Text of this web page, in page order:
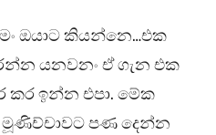
මං ඔයාට කියන්නෙ…එක
යනවනං ඒ ගැන එක
කර ඉන්න එපා. මේක
පණ දෙන්න